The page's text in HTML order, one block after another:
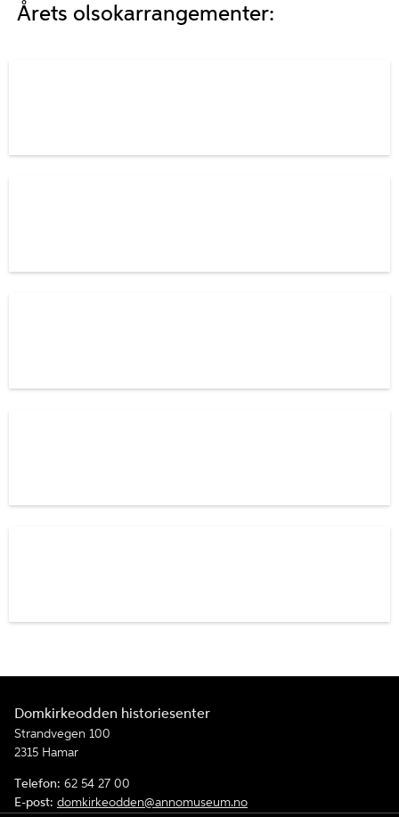
Årets olsokarrangementer:
Domkirkeodden historiesenter
Strandvegen 100
2315 Hamar
Telefon: 62 54 27 00
E-post: domkirkeodden@annomuseum.no